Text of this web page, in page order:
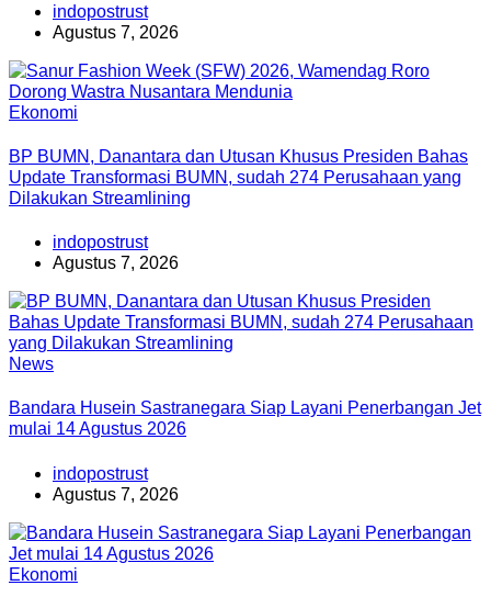
indopostrust
Agustus 7, 2026
Ekonomi
BP BUMN, Danantara dan Utusan Khusus Presiden Bahas
Update Transformasi BUMN, sudah 274 Perusahaan yang
Dilakukan Streamlining
indopostrust
Agustus 7, 2026
News
Bandara Husein Sastranegara Siap Layani Penerbangan Jet
mulai 14 Agustus 2026
indopostrust
Agustus 7, 2026
Ekonomi